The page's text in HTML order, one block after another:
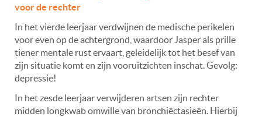
voor de rechter
In het vierde leerjaar verdwijnen de medische perikelen
voor even op de achtergrond, waardoor Jasper als prille
tiener mentale rust ervaart, geleidelijk tot het besef van
zijn situatie komt en zijn vooruitzichten inschat. Gevolg:
depressie!
In het zesde leerjaar verwijderen artsen zijn rechter
midden longkwab omwille van bronchiëctasieën. Hierbij